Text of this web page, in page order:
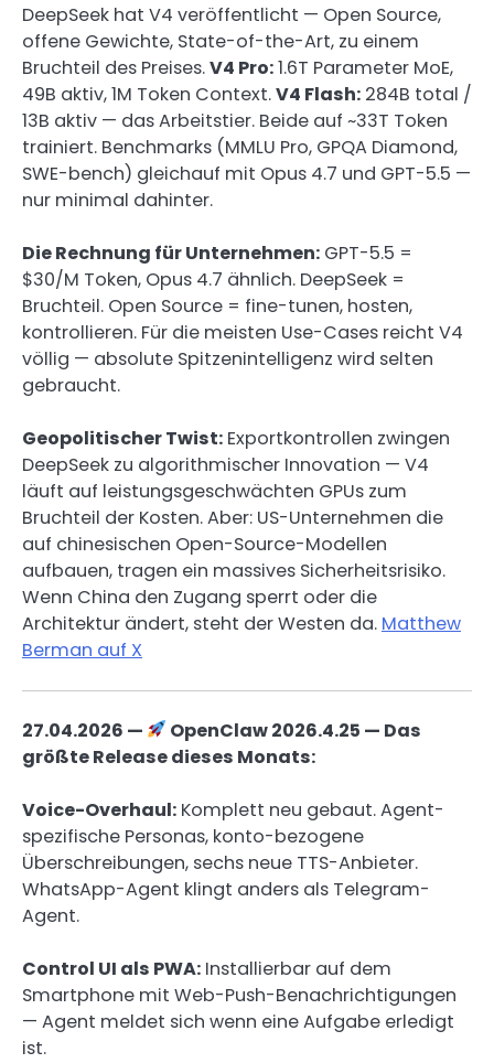
DeepSeek hat V4 veröffentlicht — Open Source,
offene Gewichte, State-of-the-Art, zu einem
Bruchteil des Preises.V4 Pro:1.6T Parameter MoE,
49B aktiv, 1M Token Context.V4 Flash: 284B total /
13B aktiv — das Arbeitstier. Beide auf ~33T Token
trainiert. Benchmarks (MMLU Pro, GPQA Diamond,
SWE-bench) gleichauf mit Opus 4.7 und GPT-5.5 —
nur minimal dahinter.
Die Rechnung für Unternehmen: GPT-5.5 =
$30/M Token, Opus 4.7 ähnlich. DeepSeek =
Bruchteil. Open Source = fine-tunen, hosten,
kontrollieren. Für die meisten Use-Cases reicht V4
völlig — absolute Spitzenintelligenz wird selten
gebraucht.
Geopolitischer Twist: Exportkontrollen zwingen
DeepSeek zu algorithmischer Innovation — V4
läuft auf leistungsgeschwächten GPUs zum
Bruchteil der Kosten. Aber: US-Unternehmen die
auf chinesischen Open-Source-Modellen
aufbauen, tragen ein massives Sicherheitsrisiko.
Wenn China den Zugang sperrt oder die
Architektur ändert, steht der Westen da. Matthew
Berman auf X
27.04.2026 —
OpenClaw 2026.4.25 — Das
größte Release dieses Monats:
Voice-Overhaul: Komplett neu gebaut. Agent-
spezifische Personas, konto-bezogene
Überschreibungen, sechs neue TTS-Anbieter.
WhatsApp-Agent klingt anders als Telegram-
Agent.
Control UI als PWA: Installierbar auf dem
Smartphone mit Web-Push-Benachrichtigungen
— Agent meldet sich wenn eine Aufgabe erledigt
ist.